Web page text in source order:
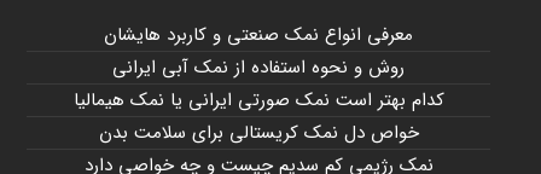
معرفی انواع نمک صنعتی و کاربرد هایشان
روش و نحوه استفاده از نمک آبی ایرانی
کدام بهتر است نمک صورتی ایرانی یا نمک هیمالیا
خواص دل نمک کریستالی برای سلامت بدن
نمک رژیمی کم سدیم چیست و چه خواصی دارد